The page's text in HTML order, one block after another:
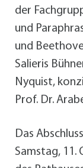
der
und
und
Salieris
Nyquist,
Prof. Dr.
Das
Samstag, 11.